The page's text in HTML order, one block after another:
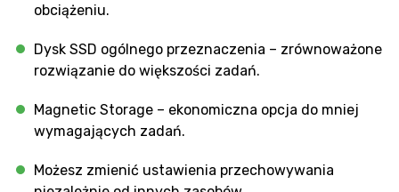
obciążeniu.
Dysk SSD ogólnego przeznaczenia – zrównoważone
rozwiązanie do większości zadań.
Magnetic Storage – ekonomiczna opcja do mniej
wymagających zadań.
Możesz zmienić ustawienia przechowywania